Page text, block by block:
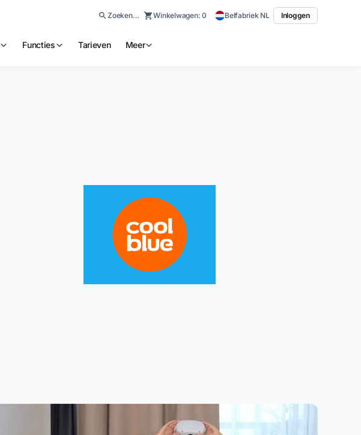
Zoeken… Winkelwagen:0 Belfabriek NL Inloggen
Functies Tarieven Meer